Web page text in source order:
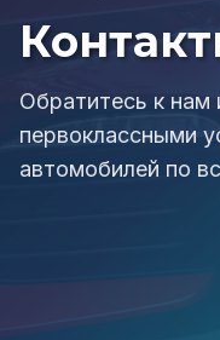
Обратитесь к нам
первоклассными
автомобилей по